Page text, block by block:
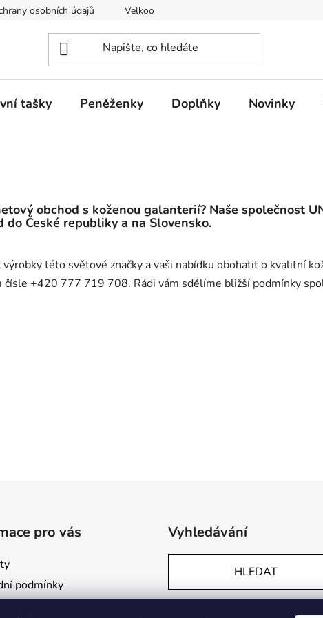
osobních údajů Velkoobchod
tašky Peněženky Doplňky Novinky
obchod s koženou galanterií? Naše společnost
do České republiky a na Slovensko.
této světové značky a vaši nabídku obohatit o kvalitní
+420 777 719 708. Rádi vám sdělíme bližší podmínky
pro vás
podmínky
Vyhledávání
HLEDAT